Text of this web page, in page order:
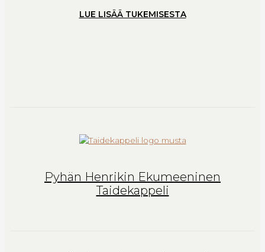
LUE LISÄÄ TUKEMISESTA
Pyhän Henrikin Ekumeeninen
Taidekappeli